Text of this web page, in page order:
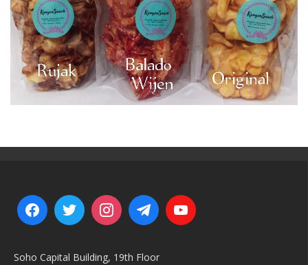
Soho Capital Building, 19th Floor